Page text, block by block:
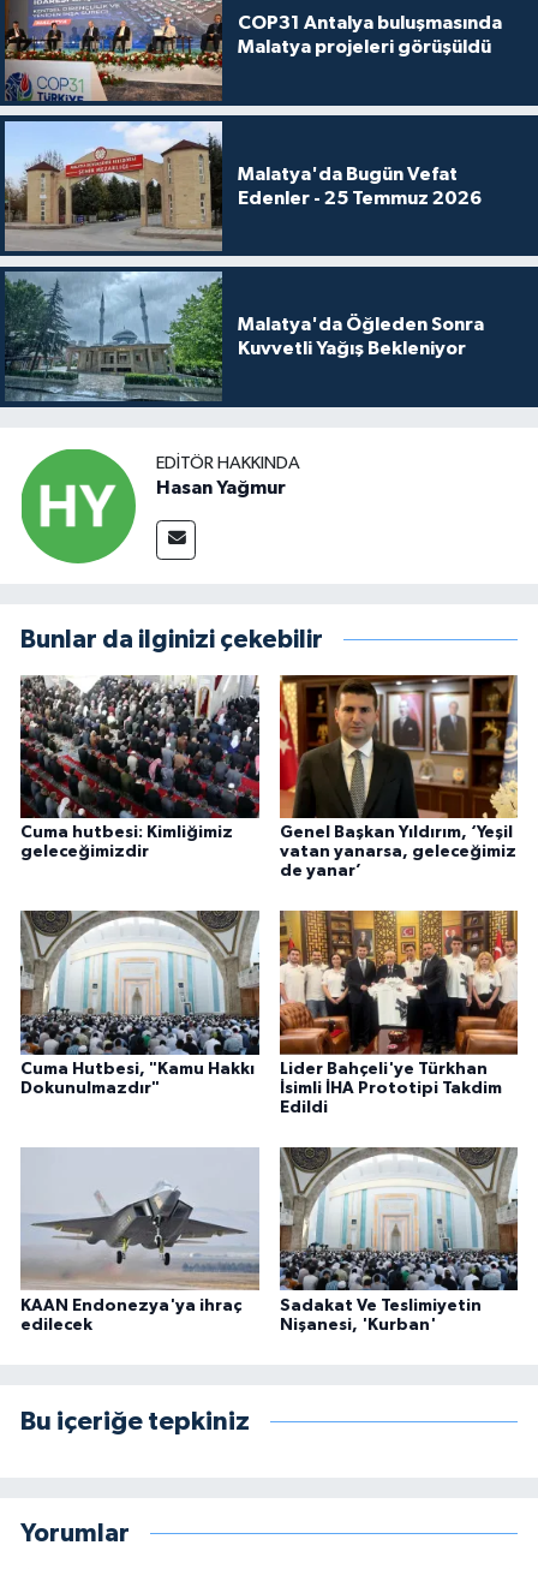
COP31 Antalya buluşmasında
Malatya projeleri görüşüldü
Malatya'da Bugün Vefat
Edenler - 25 Temmuz 2026
Malatya'da Öğleden Sonra
Kuvvetli Yağış Bekleniyor
EDITÖR HAKKINDA
Hasan Yağmur
Bunlar da ilginizi çekebilir
Cuma hutbesi: Kimliğimiz
geleceğimizdir
Genel Başkan Yıldırım, ‘Yeşil
vatan yanarsa, geleceğimiz
de yanar’
Cuma Hutbesi, "Kamu Hakkı
Dokunulmazdır"
Lider Bahçeli'ye Türkhan
İsimli İHA Prototipi Takdim
Edildi
KAAN Endonezya'ya ihraç
edilecek
Sadakat Ve Teslimiyetin
Nişanesi, 'Kurban'
Bu içeriğe tepkiniz
Yorumlar